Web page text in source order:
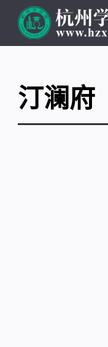
汀澜府